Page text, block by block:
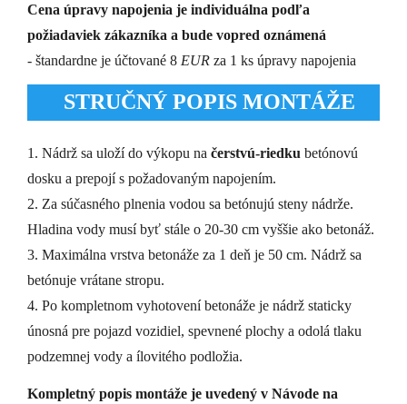
Cena úpravy napojenia je individuálna podľa
požiadaviek zákazníka a bude vopred oznámená
- štandardne je účtované 8 EUR za 1 ks úpravy napojenia
STRUČNÝ POPIS MONTÁŽE
1. Nádrž sa uloží do výkopu na čerstvú-riedku betónovú
dosku a prepojí s požadovaným napojením.
2. Za súčasného plnenia vodou sa betónujú steny nádrže.
Hladina vody musí byť stále o 20-30 cm vyššie ako betonáž.
3. Maximálna vrstva betonáže za 1 deň je 50 cm. Nádrž sa
betónuje vrátane stropu.
4. Po kompletnom vyhotovení betonáže je nádrž staticky
únosná pre pojazd vozidiel, spevnené plochy a odolá tlaku
podzemnej vody a ílovitého podložia.
Kompletný popis montáže je uvedený v Návode na